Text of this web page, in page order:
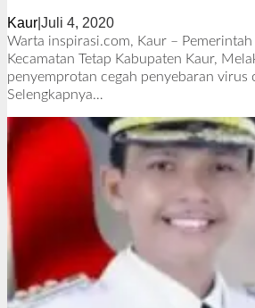
Kaur| Juli 4, 2020o
l
e
h
d
a
k
s
i
Warta inspirasi.com, Kaur – Pemerintah
Kecamatan Tetap Kabupaten Kaur,
penyemprotan cegah penyebaran virus
Selengkapnya…